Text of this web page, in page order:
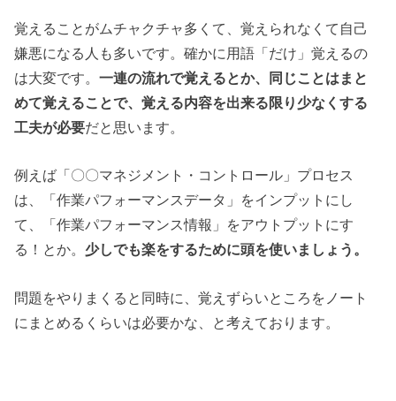
覚えることがムチャクチャ多くて、覚えられなくて自己
嫌悪になる人も多いです。確かに用語「だけ」覚えるの
は大変です。一連の流れで覚えるとか、同じことはまと
めて覚えることで、覚える内容を出来る限り少なくする
工夫が必要だと思います。
例えば「〇〇マネジメント・コントロール」プロセス
は、「作業パフォーマンスデータ」をインプットにし
て、「作業パフォーマンス情報」をアウトプットにす
る！とか。 少しでも楽をするために頭を使いましょう。
問題をやりまくると同時に、覚えずらいところをノート
にまとめるくらいは必要かな、と考えております。